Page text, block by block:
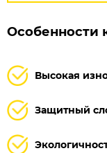
Особенности
Высокая
Защитный